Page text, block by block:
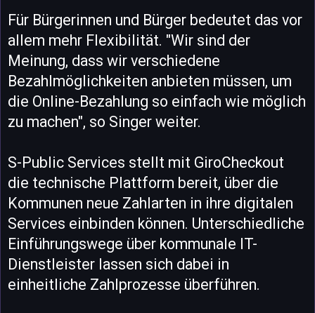
Für Bürgerinnen und Bürger bedeutet das vor
allem mehr Flexibilität. "Wir sind der
Meinung, dass wir verschiedene
Bezahlmöglichkeiten anbieten müssen, um
die Online-Bezahlung so einfach wie möglich
zu machen", so Singer weiter.
S-Public Services stellt mit GiroCheckout
die technische Plattform bereit, über die
Kommunen neue Zahlarten in ihre digitalen
Services einbinden können. Unterschiedliche
Einführungswege über kommunale IT-
Dienstleister lassen sich dabei in
einheitliche Zahlprozesse überführen.